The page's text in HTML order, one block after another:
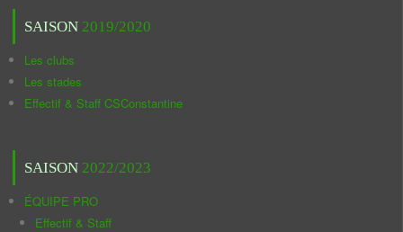
SAISON 2019/2020
Les clubs
Les stades
Effectif & Staff CSConstantine
SAISON 2022/2023
ÉQUIPE PRO
Effectif & Staff